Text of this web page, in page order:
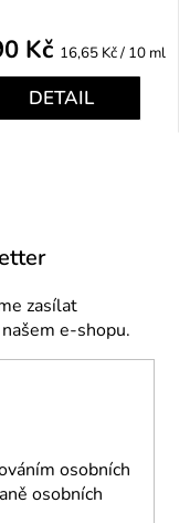
Kč Měrná
cena:
16,65 Kč / 10 ml
DETAIL
zasílat
e-shopu.
osobních
osobních